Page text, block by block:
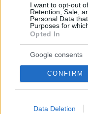
I want to opt-out
Retention, Sale,
Personal Data
Purposes for
Opted In
Google consents
CONFIRM
Data Deletion
Ο Κούτσιας πέτυχε
Liga, δείτε το γκολ
08.08.2026, 03:31
Ο Τραμπ προσφεύγει
ντροπή» το μπλόκο
08.08.2026, 03:00
λα Εσπριέγια, δείτε
08.08.2026, 02:28